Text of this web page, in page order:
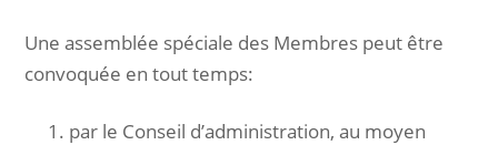
Une assemblée spéciale des Membres peut être
convoquée en tout temps:
par le Conseil d’administration, au moyen